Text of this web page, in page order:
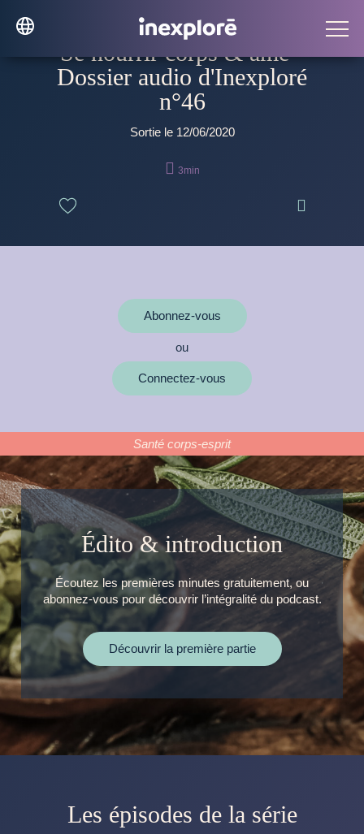
Se nourrir corps & âme -
Dossier audio d'Inexploré
n°46
Sortie le 12/06/2020
 3min

Abonnez-vous
ou
Connectez-vous
Santé corps-esprit
Édito & introduction
Écoutez les premières minutes gratuitement, ou
abonnez-vous pour découvrir l’intégralité du podcast.
Découvrir la première partie
Les épisodes de la série